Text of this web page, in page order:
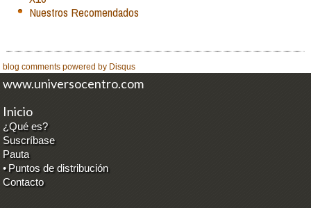
Nuestros Recomendados
blog comments powered by Disqus
www.universocentro.com
Inicio
¿Qué es?
Suscríbase
Pauta
• Puntos de distribución
Contacto